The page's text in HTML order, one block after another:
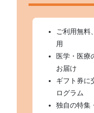
ご利用無料
用
医学・医療
お届け
ギフト券に
ログラム
独自の特集